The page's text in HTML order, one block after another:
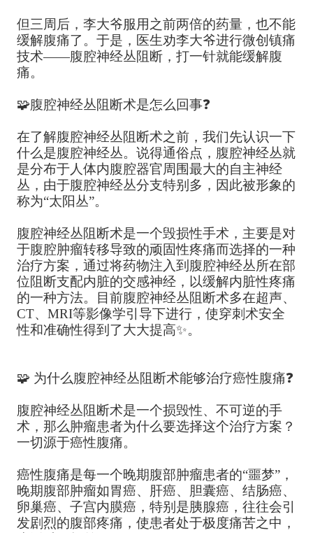
但三周后，李大爷服用之前两倍的药量，也不能
缓解腹痛了。于是，医生劝李大爷进行微创镇痛
技术——腹腔神经丛阻断，打一针就能缓解腹
痛。
🧩腹腔神经丛阻断术是怎么回事❓
在了解腹腔神经丛阻断术之前，我们先认识一下
什么是腹腔神经丛。说得通俗点，腹腔神经丛就
是分布于人体内腹腔器官周围最大的自主神经
丛，由于腹腔神经丛分支特别多，因此被形象的
称为“太阳丛”。
腹腔神经丛阻断术是一个毁损性手术，主要是对
于腹腔肿瘤转移导致的顽固性疼痛而选择的一种
治疗方案，通过将药物注入到腹腔神经丛所在部
位阻断支配内脏的交感神经，以缓解内脏性疼痛
的一种方法。目前腹腔神经丛阻断术多在超声、
CT、MRI等影像学引导下进行，使穿刺术安全
性和准确性得到了大大提高✨。
🧩 为什么腹腔神经丛阻断术能够治疗癌性腹痛❓
腹腔神经丛阻断术是一个损毁性、不可逆的手
术，那么肿瘤患者为什么要选择这个治疗方案？
一切源于癌性腹痛。
癌性腹痛是每一个晚期腹部肿瘤患者的“噩梦”，
晚期腹部肿瘤如胃癌、肝癌、胆囊癌、结肠癌、
卵巢癌、子宫内膜癌，特别是胰腺癌，往往会引
发剧烈的腹部疼痛，使患者处于极度痛苦之中，